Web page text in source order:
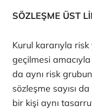
SÖZLEŞME ÜST
Kurul kararıyla
geçilmesi
da aynı risk
sözleşme sayısı da
bir kişi aynı